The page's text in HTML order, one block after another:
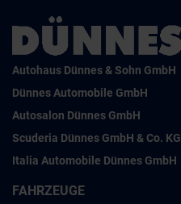
Autohaus Dünnes & Sohn GmbH
Dünnes Automobile GmbH
Autosalon Dünnes GmbH
Scuderia Dünnes GmbH & Co. KG
Italia Automobile Dünnes GmbH
FAHRZEUGE